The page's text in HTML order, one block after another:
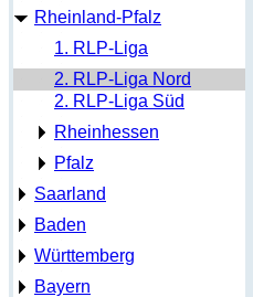
Rheinland-Pfalz
1. RLP-Liga
2. RLP-Liga Nord
2. RLP-Liga Süd
Rheinhessen
Pfalz
Saarland
Baden
Württemberg
Bayern